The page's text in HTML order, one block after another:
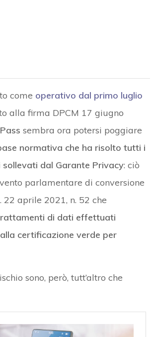
come operativo dal primo luglio
alla firma DPCM 17 giugno
sembra ora potersi poggiare
normativa che ha risolto tutti i
sollevati dal Garante Privacy: ciò
parlamentare di conversione
22 aprile 2021, n. 52 che
di dati effettuati
certificazione verde per
sono, però, tutt’altro che